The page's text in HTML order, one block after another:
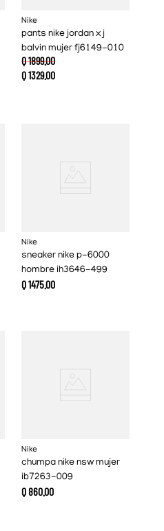
Nike
pants nike jordan x j
balvin mujer fj6149-010
Q1899.00
Q1329.00
Nike
sneaker nike p-6000
hombre ih3646-499
Q1475.00
Nike
chumpa nike nsw mujer
ib7263-009
Q860.00